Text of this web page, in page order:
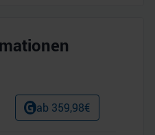
ab 359,98€